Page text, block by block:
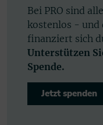
Bei PRO sind
kostenlos - und
finanziert sich
Unterstützen
Spende.
Jetzt spenden